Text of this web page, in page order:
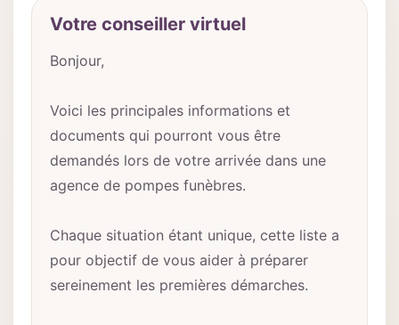
Votre conseiller virtuel
Bonjour,
Voici les principales informations et
documents qui pourront vous être
demandés lors de votre arrivée dans une
agence de pompes funèbres.
Chaque situation étant unique, cette liste a
pour objectif de vous aider à préparer
sereinement les premières démarches.